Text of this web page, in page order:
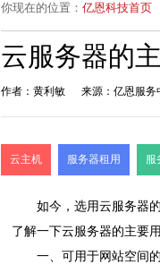
你现在的位置： 亿恩科技首页
云服务器的
作者：黄利敏 来源：亿恩服务
云主机 服务器租用 服
如今，选用云服务器
了解一下云服务器的主要
一、可用于网站空间